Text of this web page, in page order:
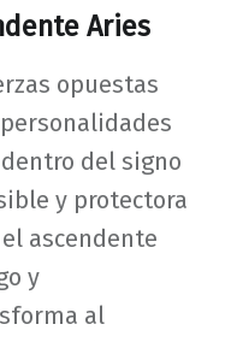
Aries
opuestas
del signo
y protectora
ascendente
y
al